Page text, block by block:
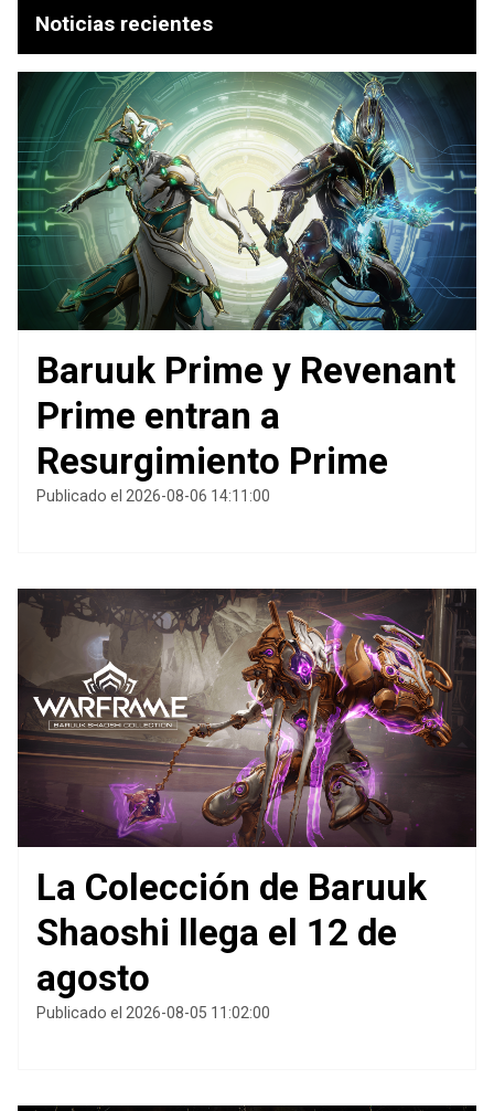
Noticias recientes
Baruuk Prime y Revenant
Prime entran a
Resurgimiento Prime
Publicado el 2026-08-06 14:11:00
La Colección de Baruuk
Shaoshi llega el 12 de
agosto
Publicado el 2026-08-05 11:02:00